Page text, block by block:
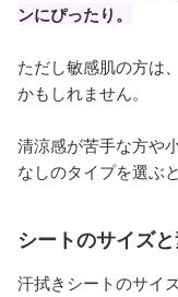
ンにぴったり。
ただし敏感肌の方は
かもしれません。
清涼感が苦手な方や
なしのタイプを選ぶ
シートのサイズ
汗拭きシートのサイ